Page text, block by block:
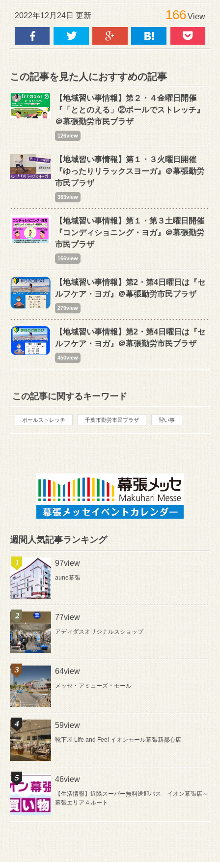
2022年12月24日 更新 166View
この記事を見た人におすすめの記事
【地域習い事情報】第２・４金曜日開催
『「ととのえる」②ポールでストレッチ』
＠幕張勤労市民プラザ
126view
【地域習い事情報】第１・３火曜日開催
『ゆったりリラックスヨーガ』＠幕張勤労
市民プラザ
383view
【地域習い事情報】第１・第３土曜日開催
『コンディショニング・ヨガ』＠幕張勤労
市民プラザ
166view
【地域習い事情報】第2・第4日曜日は『セ
ルフケア・ヨガ』＠幕張勤労市民プラザ
279view
【地域習い事情報】第2・第4日曜日は『セ
ルフケア・ヨガ』＠幕張勤労市民プラザ
450view
この記事に関するキーワード
ポールストレッチ 千葉市勤労市民プラザ 習い事
週間人気記事ランキング
97view
aune幕張
77view
アディダスオリジナルスショップ
64view
メッセ・アミューズ・モール
59view
靴下屋 Life and Feel イオンモール幕張新都心店
46view
【生活情報】近隣スーパー無料送迎バス イオン幕張店～
幕張エリア４ルート